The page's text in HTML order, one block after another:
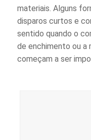
materiais. Alguns
disparos curtos e
sentido quando o
de enchimento ou a
começam a ser